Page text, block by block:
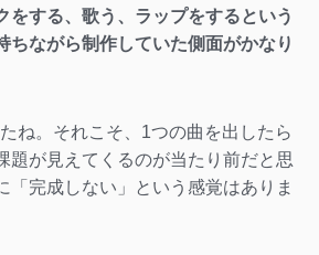
をする、歌う、ラップをするという
ちながら制作していた側面がかなり
ね。それこそ、1つの曲を出したら
題が見えてくるのが当たり前だと思
「完成しない」という感覚はありま